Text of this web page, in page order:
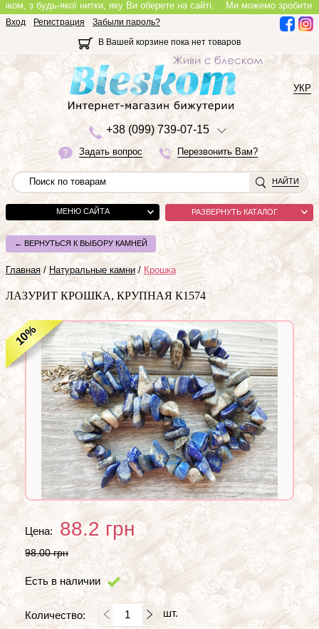
з будь-якої нитки, яку Ви оберете на сайті.Ми можемо зробити
Вход Регистрация
Забыли пароль?
В Вашей корзине пока нет товаров
+38 (099) 739-07-15
Задать вопрос Перезвонить Вам?
УКР
НАЙТИ
МЕНЮ САЙТА РАЗВЕРНУТЬ КАТАЛОГ
← ВЕРНУТЬСЯ К ВЫБОРУ КАМНЕЙ
Главная / Натуральные камни / Крошка
ЛАЗУРИТ КРОШКА, КРУПНАЯ К1574
10%
Цена: 88.2грн
98.00 грн
Есть в наличии
Количество: шт.